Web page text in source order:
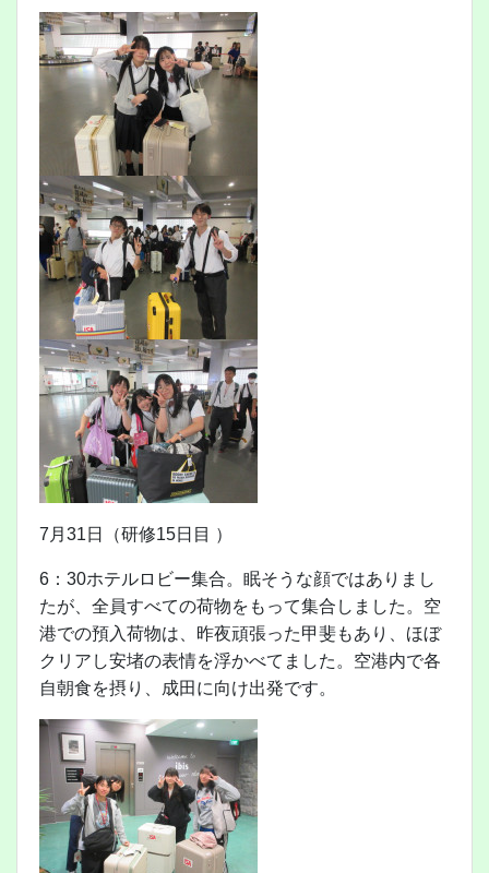
7月31日（研修15日目 ）
6：30ホテルロビー集合。眠そうな顔ではありまし
たが、全員すべての荷物をもって集合しました。空
港での預入荷物は、昨夜頑張った甲斐もあり、ほぼ
クリアし安堵の表情を浮かべてました。空港内で各
自朝食を摂り、成田に向け出発です。